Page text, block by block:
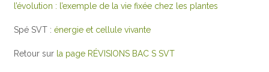
l’évolution : l’exemple de la vie fixée chez les plantes
Spé SVT :énergie et cellule vivante
Retour sur la page RÉVISIONS BAC S SVT